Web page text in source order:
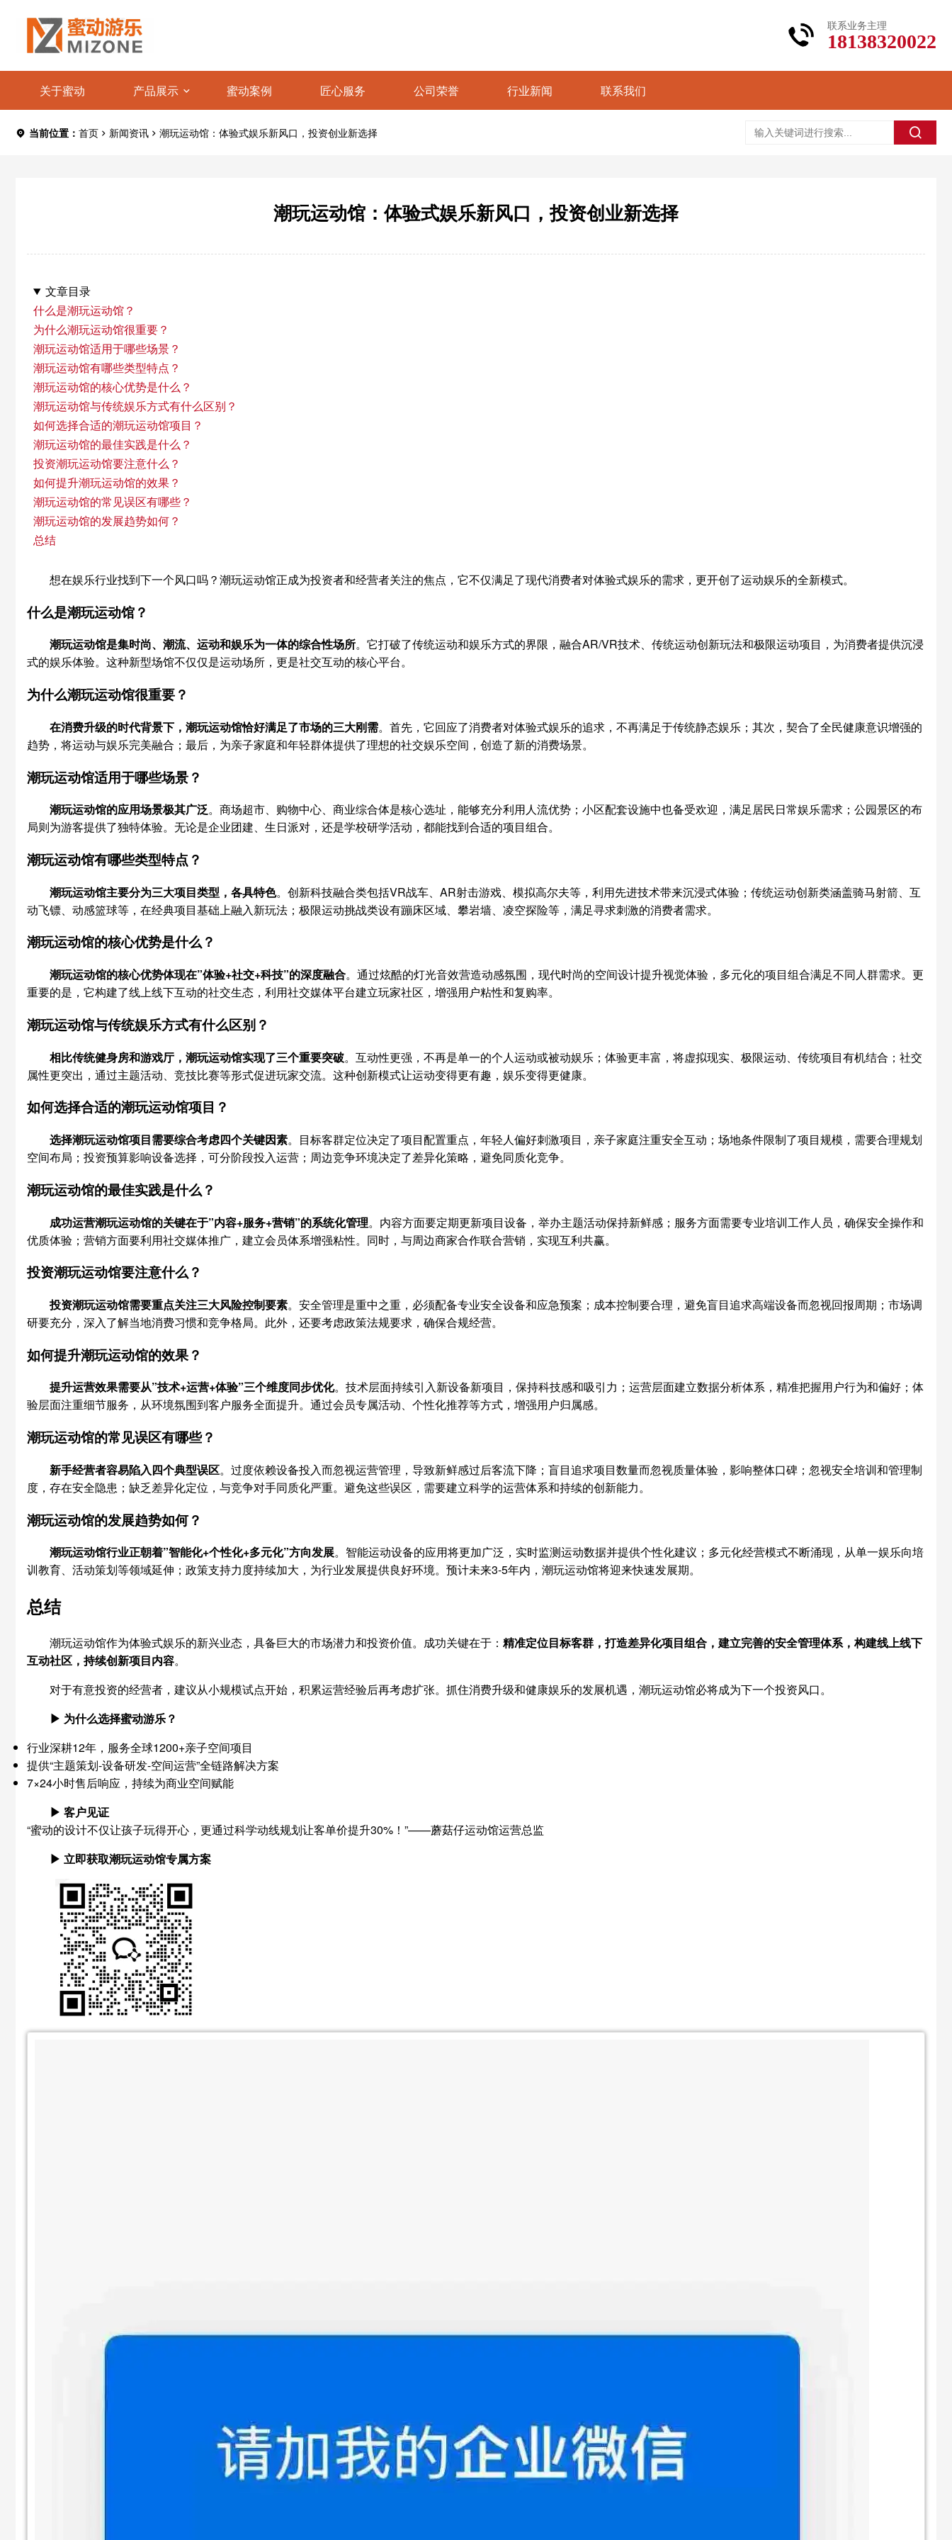
联系业务主理
18138320022
关于蜜动 产品展示 蜜动案例 匠心服务 公司荣誉 行业新闻 联系我们
当前位置： 首页 新闻资讯 潮玩运动馆：体验式娱乐新风口，投资创业新选择
潮玩运动馆：体验式娱乐新风口，投资创业新选择
文章目录
什么是潮玩运动馆？
为什么潮玩运动馆很重要？
潮玩运动馆适用于哪些场景？
潮玩运动馆有哪些类型特点？
潮玩运动馆的核心优势是什么？
潮玩运动馆与传统娱乐方式有什么区别？
如何选择合适的潮玩运动馆项目？
潮玩运动馆的最佳实践是什么？
投资潮玩运动馆要注意什么？
如何提升潮玩运动馆的效果？
潮玩运动馆的常见误区有哪些？
潮玩运动馆的发展趋势如何？
总结
想在娱乐行业找到下一个风口吗？潮玩运动馆正成为投资者和经营者关注的焦点，它不仅满足了现代消费者对体验式娱乐的需求，更开创了运动娱乐的全新模式。
什么是潮玩运动馆？
潮玩运动馆是集时尚、潮流、运动和娱乐为一体的综合性场所。它打破了传统运动和娱乐方式的界限，融合AR/VR技术、传统运动创新玩法和极限运动项目，为消费者提供沉浸
式的娱乐体验。这种新型场馆不仅仅是运动场所，更是社交互动的核心平台。
为什么潮玩运动馆很重要？
在消费升级的时代背景下，潮玩运动馆恰好满足了市场的三大刚需。首先，它回应了消费者对体验式娱乐的追求，不再满足于传统静态娱乐；其次，契合了全民健康意识增强的
趋势，将运动与娱乐完美融合；最后，为亲子家庭和年轻群体提供了理想的社交娱乐空间，创造了新的消费场景。
潮玩运动馆适用于哪些场景？
潮玩运动馆的应用场景极其广泛。商场超市、购物中心、商业综合体是核心选址，能够充分利用人流优势；小区配套设施中也备受欢迎，满足居民日常娱乐需求；公园景区的布
局则为游客提供了独特体验。无论是企业团建、生日派对，还是学校研学活动，都能找到合适的项目组合。
潮玩运动馆有哪些类型特点？
潮玩运动馆主要分为三大项目类型，各具特色。创新科技融合类包括VR战车、AR射击游戏、模拟高尔夫等，利用先进技术带来沉浸式体验；传统运动创新类涵盖骑马射箭、互
动飞镖、动感篮球等，在经典项目基础上融入新玩法；极限运动挑战类设有蹦床区域、攀岩墙、凌空探险等，满足寻求刺激的消费者需求。
潮玩运动馆的核心优势是什么？
潮玩运动馆的核心优势体现在”体验+社交+科技”的深度融合。通过炫酷的灯光音效营造动感氛围，现代时尚的空间设计提升视觉体验，多元化的项目组合满足不同人群需求。更
重要的是，它构建了线上线下互动的社交生态，利用社交媒体平台建立玩家社区，增强用户粘性和复购率。
潮玩运动馆与传统娱乐方式有什么区别？
相比传统健身房和游戏厅，潮玩运动馆实现了三个重要突破。互动性更强，不再是单一的个人运动或被动娱乐；体验更丰富，将虚拟现实、极限运动、传统项目有机结合；社交
属性更突出，通过主题活动、竞技比赛等形式促进玩家交流。这种创新模式让运动变得更有趣，娱乐变得更健康。
如何选择合适的潮玩运动馆项目？
选择潮玩运动馆项目需要综合考虑四个关键因素。目标客群定位决定了项目配置重点，年轻人偏好刺激项目，亲子家庭注重安全互动；场地条件限制了项目规模，需要合理规划
空间布局；投资预算影响设备选择，可分阶段投入运营；周边竞争环境决定了差异化策略，避免同质化竞争。
潮玩运动馆的最佳实践是什么？
成功运营潮玩运动馆的关键在于”内容+服务+营销”的系统化管理。内容方面要定期更新项目设备，举办主题活动保持新鲜感；服务方面需要专业培训工作人员，确保安全操作和
优质体验；营销方面要利用社交媒体推广，建立会员体系增强粘性。同时，与周边商家合作联合营销，实现互利共赢。
投资潮玩运动馆要注意什么？
投资潮玩运动馆需要重点关注三大风险控制要素。安全管理是重中之重，必须配备专业安全设备和应急预案；成本控制要合理，避免盲目追求高端设备而忽视回报周期；市场调
研要充分，深入了解当地消费习惯和竞争格局。此外，还要考虑政策法规要求，确保合规经营。
如何提升潮玩运动馆的效果？
提升运营效果需要从”技术+运营+体验”三个维度同步优化。技术层面持续引入新设备新项目，保持科技感和吸引力；运营层面建立数据分析体系，精准把握用户行为和偏好；体
验层面注重细节服务，从环境氛围到客户服务全面提升。通过会员专属活动、个性化推荐等方式，增强用户归属感。
潮玩运动馆的常见误区有哪些？
新手经营者容易陷入四个典型误区。过度依赖设备投入而忽视运营管理，导致新鲜感过后客流下降；盲目追求项目数量而忽视质量体验，影响整体口碑；忽视安全培训和管理制
度，存在安全隐患；缺乏差异化定位，与竞争对手同质化严重。避免这些误区，需要建立科学的运营体系和持续的创新能力。
潮玩运动馆的发展趋势如何？
潮玩运动馆行业正朝着”智能化+个性化+多元化”方向发展。智能运动设备的应用将更加广泛，实时监测运动数据并提供个性化建议；多元化经营模式不断涌现，从单一娱乐向培
训教育、活动策划等领域延伸；政策支持力度持续加大，为行业发展提供良好环境。预计未来3-5年内，潮玩运动馆将迎来快速发展期。
总结
潮玩运动馆作为体验式娱乐的新兴业态，具备巨大的市场潜力和投资价值。成功关键在于： 精准定位目标客群，打造差异化项目组合，建立完善的安全管理体系，构建线上线下
互动社区，持续创新项目内容。
对于有意投资的经营者，建议从小规模试点开始，积累运营经验后再考虑扩张。抓住消费升级和健康娱乐的发展机遇，潮玩运动馆必将成为下一个投资风口。
▶ 为什么选择蜜动游乐？
行业深耕12年，服务全球1200+亲子空间项目
提供“主题策划-设备研发-空间运营”全链路解决方案
7×24小时售后响应，持续为商业空间赋能
▶ 客户见证
“蜜动的设计不仅让孩子玩得开心，更通过科学动线规划让客单价提升30%！”——蘑菇仔运动馆运营总监
▶ 立即获取潮玩运动馆专属方案